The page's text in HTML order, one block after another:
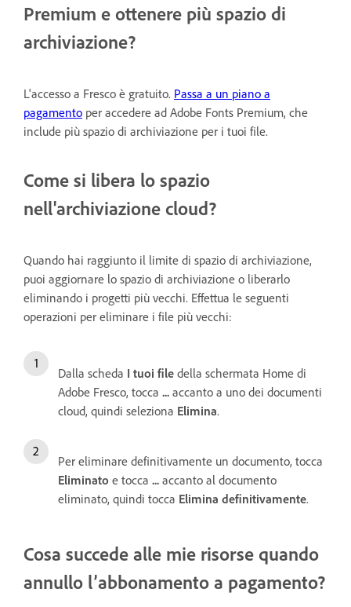
Premium e ottenere più spazio di
archiviazione?
L'accesso a Fresco è gratuito. Passa a un piano a
pagamento per accedere ad Adobe Fonts Premium, che
include più spazio di archiviazione per i tuoi file.
Come si libera lo spazio
nell'archiviazione cloud?
Quando hai raggiunto il limite di spazio di archiviazione,
puoi aggiornare lo spazio di archiviazione o liberarlo
eliminando i progetti più vecchi. Effettua le seguenti
operazioni per eliminare i file più vecchi:
Dalla scheda I tuoi file della schermata Home di
Adobe Fresco, tocca ... accanto a uno dei documenti
cloud, quindi seleziona Elimina.
Per eliminare definitivamente un documento, tocca
Eliminato e tocca ... accanto al documento
eliminato, quindi tocca Elimina definitivamente.
Cosa succede alle mie risorse quando
annullo l’abbonamento a pagamento?